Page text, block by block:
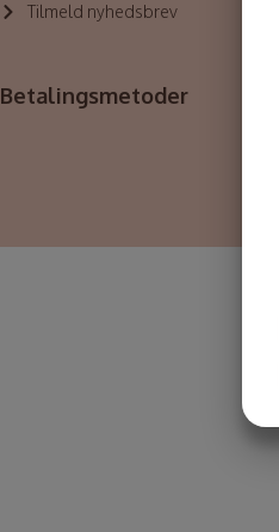
Tilmeld nyhedsbrev
Betalingsmetoder